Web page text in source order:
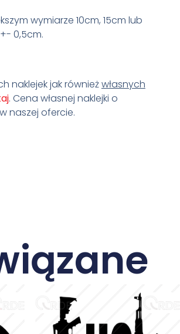
wymiarze 10cm, 15cm lub
0,5cm.
naklejek jak równieżwłasnych
. Cena własnej naklejki o
naszej ofercie.